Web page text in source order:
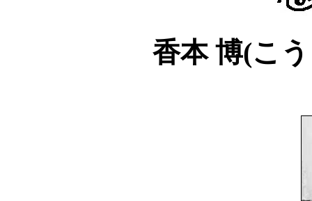
香本 博(こ